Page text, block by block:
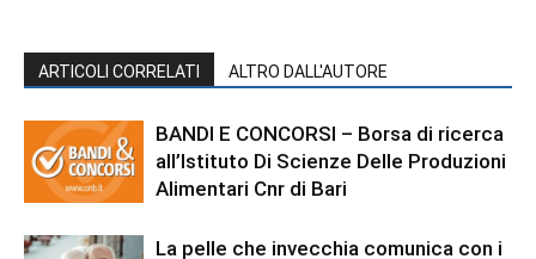
ARTICOLI CORRELATI ALTRO DALL'AUTORE
BANDI E CONCORSI – Borsa di ricerca
all’Istituto Di Scienze Delle Produzioni
Alimentari Cnr di Bari
La pelle che invecchia comunica con i